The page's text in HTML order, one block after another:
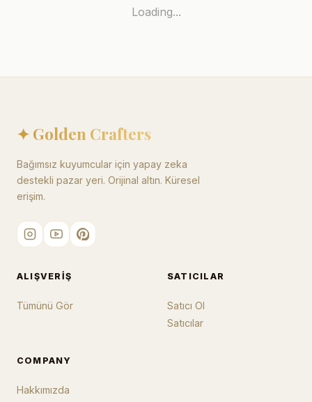
Loading...
✦ Golden Crafters
Bağımsız kuyumcular için yapay zeka
destekli pazar yeri. Orijinal altın. Küresel
erişim.
ALIŞVERIŞ
Tümünü Gör
SATICILAR
Satıcı Ol
Satıcılar
COMPANY
Hakkımızda